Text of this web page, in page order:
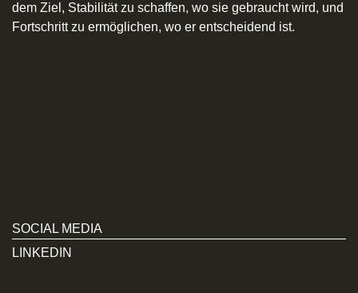
dem Ziel, Stabilität zu schaffen, wo sie gebraucht wird, und
Fortschritt zu ermöglichen, wo er entscheidend ist.
SOCIAL MEDIA
LINKEDIN